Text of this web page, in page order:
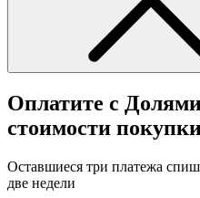
Оплатите с
стоимости
Оставшиеся три платежа
две недели